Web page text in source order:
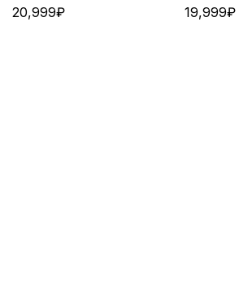
20,999₽ 19,999₽